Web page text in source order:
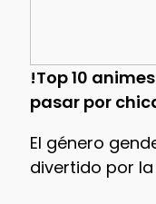
!Top 10
pasar por
El género
divertido por